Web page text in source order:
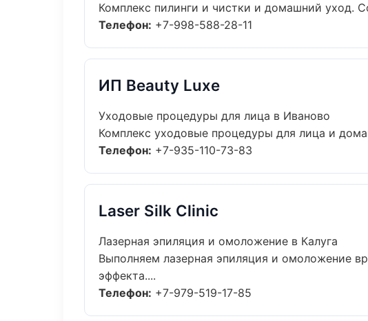
Комплекс пилинги и чистки и домашний уход.
Телефон: +7-998-588-28-11
ИП Beauty Luxe
Уходовые процедуры для лица в Иваново
Комплекс уходовые процедуры для лица и
Телефон: +7-935-110-73-83
Laser Silk Clinic
Лазерная эпиляция и омоложение в Калуга
Выполняем лазерная эпиляция и омоложение
эффекта....
Телефон: +7-979-519-17-85